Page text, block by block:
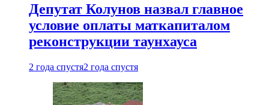
Депутат Колунов назвал главное
условие оплаты маткапиталом
реконструкции таунхауса
2 года спустя2 года спустя